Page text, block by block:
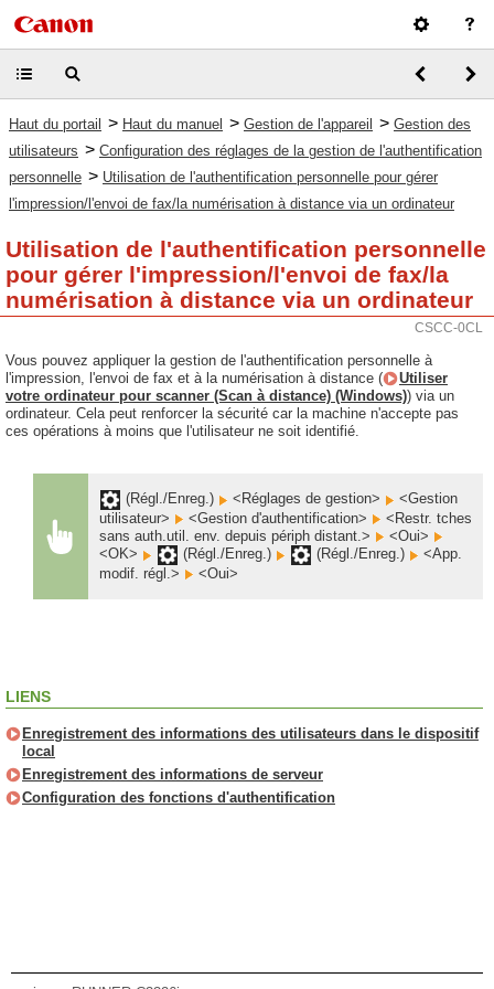
Haut du portail > Haut du manuel > Gestion de l'appareil > Gestion des
utilisateurs > Configuration des réglages de la gestion de l'authentification
personnelle > Utilisation de l'authentification personnelle pour gérer
l'impression/l'envoi de fax/la numérisation à distance via un ordinateur
Utilisation de l'authentification personnelle
pour gérer l'impression/l'envoi de fax/la
numérisation à distance via un ordinateur
CSCC-0CL
Vous pouvez appliquer la gestion de l'authentification personnelle à
l'impression, l'envoi de fax et à la numérisation à distance (
Utiliser
votre ordinateur pour scanner (Scan à distance) (Windows)) via un
ordinateur. Cela peut renforcer la sécurité car la machine n'accepte pas
ces opérations à moins que l'utilisateur ne soit identifié.
(Régl./Enreg.) <Réglages de gestion>
<Gestion
utilisateur>
<Gestion d'authentification>
<Restr. tches
sans auth.util. env. depuis périph distant.>
<Oui>
<OK>
(Régl./Enreg.) (Régl./Enreg.)
<App.
modif. régl.>
<Oui>
LIENS
Enregistrement des informations des utilisateurs dans le dispositif
local
Enregistrement des informations de serveur
Configuration des fonctions d'authentification